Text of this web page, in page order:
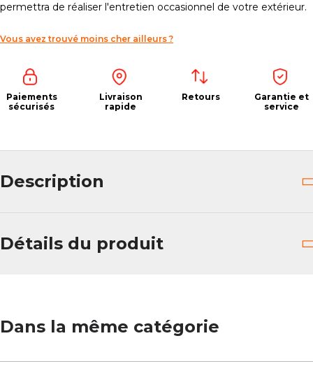
permettra de réaliser l'entretien occasionnel de votre extérieur.
Vous avez trouvé moins cher ailleurs ?
Paiements
sécurisés
Livraison
rapide
Retours
Garantie et
service
Description
Détails du produit
Dans la même catégorie